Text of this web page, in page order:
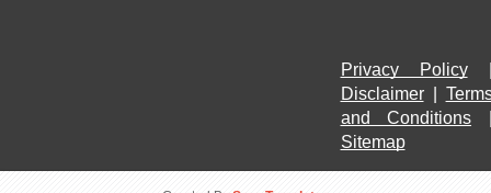
Privacy Policy
Disclaimer |
and Conditions
Sitemap